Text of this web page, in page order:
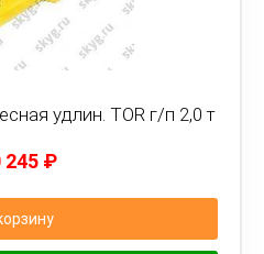
удлин. TOR г/п 2,0 т
245 ₽